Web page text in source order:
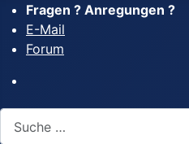
Fragen ? Anregungen ?
E-Mail
Forum